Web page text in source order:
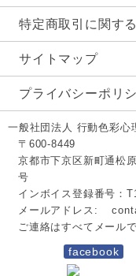
特定商取引に関す
サイトマップ
プライバシーポリ
一般社団法人 行動色彩心
〒600-8449
京都市下京区新町通松
号
インボイス登録番号：
メールアドレス:
ご連絡はすべてメール
facebook